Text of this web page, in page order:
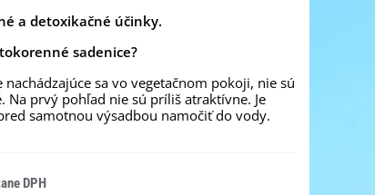
a detoxikačné účinky.
sadenice?
nachádzajúce sa vo vegetačnom pokoji, nie sú
Na prvý pohľad nie sú príliš atraktívne. Je
samotnou výsadbou namočiť do vody.